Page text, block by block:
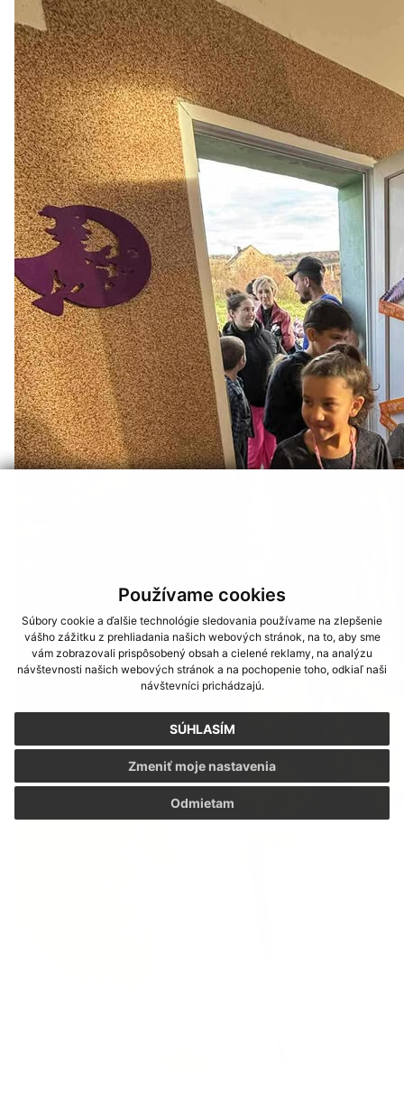
Používame cookies
Súbory cookie a ďalšie technológie sledovania používame na zlepšenie
vášho zážitku z prehliadania našich webových stránok, na to, aby sme
vám zobrazovali prispôsobený obsah a cielené reklamy, na analýzu
návštevnosti našich webových stránok a na pochopenie toho, odkiaľ naši
návštevníci prichádzajú.
SÚHLASÍM
Odmietam
Zmeniť moje nastavenia